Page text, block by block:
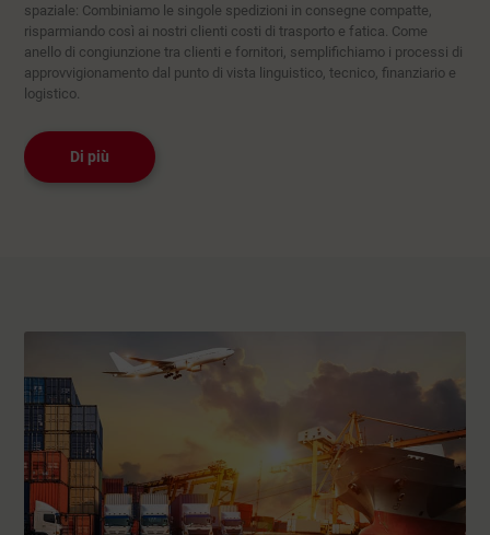
spaziale: Combiniamo le singole spedizioni in consegne compatte,
risparmiando così ai nostri clienti costi di trasporto e fatica. Come
anello di congiunzione tra clienti e fornitori, semplifichiamo i processi di
approvvigionamento dal punto di vista linguistico, tecnico, finanziario e
logistico.
Di più